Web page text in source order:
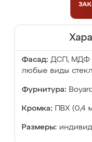
Фасад: ДСП, МДФ
любые виды
Фурнитура:
Кромка: ПВХ (0,4
Размеры: